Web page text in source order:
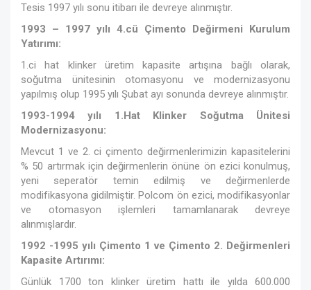
Tesis 1997 yılı sonu itibarı ile devreye alınmıştır.
1993 – 1997 yılı 4.cü Çimento Değirmeni Kurulum
Yatırımı:
1.ci hat klinker üretim kapasite artışına bağlı olarak,
soğutma ünitesinin otomasyonu ve modernizasyonu
yapılmış olup 1995 yılı Şubat ayı sonunda devreye alınmıştır.
1993-1994 yılı 1.Hat Klinker Soğutma Ünitesi
Modernizasyonu:
Mevcut 1 ve 2. ci çimento değirmenlerimizin kapasitelerini
% 50 artırmak için değirmenlerin önüne ön ezici konulmuş,
yeni seperatör temin edilmiş ve değirmenlerde
modifikasyona gidilmiştir. Polcom ön ezici, modifikasyonlar
ve otomasyon işlemleri tamamlanarak devreye
alınmışlardır.
1992 -1995 yılı Çimento 1 ve Çimento 2. Değirmenleri
Kapasite Artırımı:
Günlük 1700 ton klinker üretim hattı ile yılda 600.000